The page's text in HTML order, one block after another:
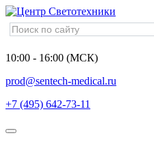
10:00 - 16:00 (МСК)
prod@sentech-medical.ru
+7 (495) 642-73-11